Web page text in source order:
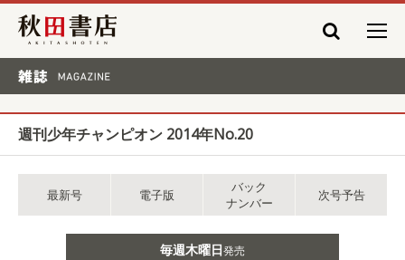
秋田書店
週刊少年チャンピオン 2014年No.20
最新号 電子版
バック
ナンバー
次号予告
毎週木曜日発売